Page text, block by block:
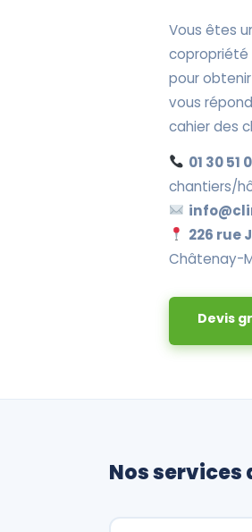
Vous êtes
pour
vous
cahier des
01 30 51
chantiers/
226 rue
Châtenay-
Devis
Nos